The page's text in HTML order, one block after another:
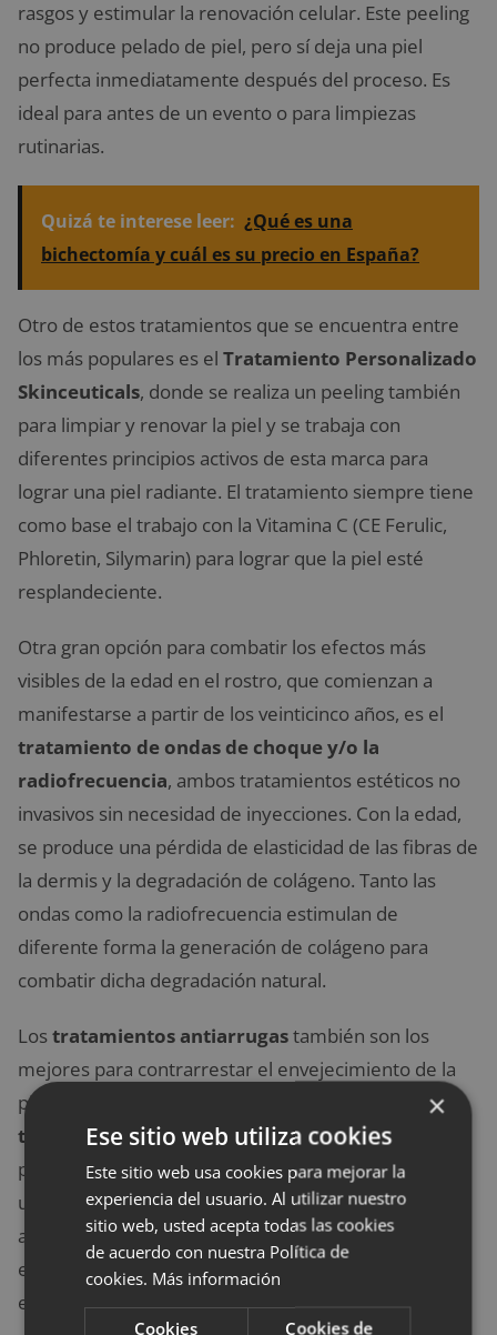
rasgos y estimular la renovación celular. Este peeling
no produce pelado de piel, pero sí deja una piel
perfecta inmediatamente después del proceso. Es
ideal para antes de un evento o para limpiezas
rutinarias.
Quizá te interese leer: ¿Qué es una
bichectomía y cuál es su precio en España?
Otro de estos tratamientos que se encuentra entre
los más populares es el Tratamiento Personalizado
Skinceuticals, donde se realiza un peeling también
para limpiar y renovar la piel y se trabaja con
diferentes principios activos de esta marca para
lograr una piel radiante. El tratamiento siempre tiene
como base el trabajo con la Vitamina C (CE Ferulic,
Phloretin, Silymarin) para lograr que la piel esté
resplandeciente.
Otra gran opción para combatir los efectos más
visibles de la edad en el rostro, que comienzan a
manifestarse a partir de los veinticinco años, es el
tratamiento de ondas de choque y/o la
radiofrecuencia, ambos tratamientos estéticos no
invasivos sin necesidad de inyecciones. Con la edad,
se produce una pérdida de elasticidad de las fibras de
la dermis y la degradación de colágeno. Tanto las
ondas como la radiofrecuencia estimulan de
diferente forma la generación de colágeno para
combatir dicha degradación natural.
Lostratamientos antiarrugastambién son los
mejores para contrarrestar el envejecimiento de la
piel y eliminar las arrugas de expresión. El
tratamiento con neuromoduladoresayuda a
prevenir las arrugas faciales del tercio superior y se
usa de manera preventiva, alrededor de los 20-30
años. Consiste en la inyección de neuromoduladores
en dosis bajas para prevenir la aparición de arrugas
en entrecejo, frente y patas de gallo.
×
Ese sitio web utiliza cookies
Este sitio web usa cookies para mejorar la
experiencia del usuario. Al utilizar nuestro
sitio web, usted acepta todas las cookies
de acuerdo con nuestra Política de
cookies. Más información
Cookies
Cookies de